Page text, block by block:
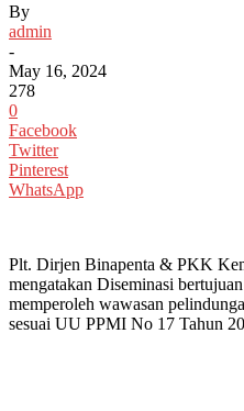
By
admin
-
May 16, 2024
278
0
Facebook
Twitter
Pinterest
WhatsApp
Plt. Dirjen Binapenta & PKK
mengatakan Diseminasi
memperoleh wawasan
sesuai UU PPMI No 17 Tahun